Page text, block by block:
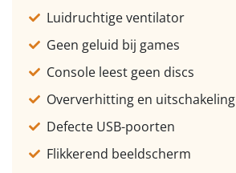
Luidruchtige ventilator
Geen geluid bij games
Console leest geen discs
Oververhitting en uitschakeling
Defecte USB-poorten
Flikkerend beeldscherm